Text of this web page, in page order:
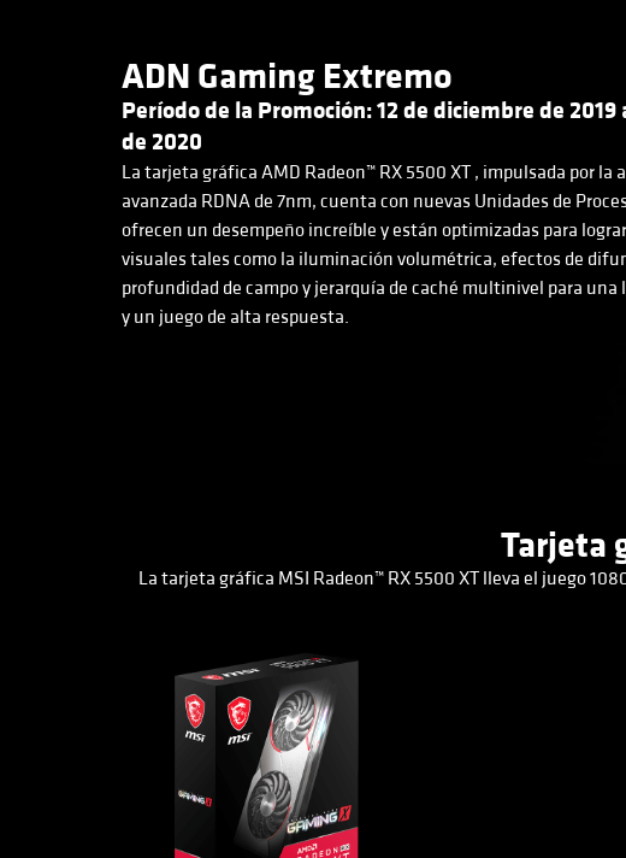
ADN Gaming Extremo
Período de la Promoción: 12 de diciembre de 2019
de 2020
La tarjeta gráfica AMD Radeon™ RX 5500 XT , impulsada por la
avanzada RDNA de 7nm, cuenta con nuevas Unidades de
ofrecen un desempeño increíble y están optimizadas para
visuales tales como la iluminación volumétrica, efectos de
profundidad de campo y jerarquía de caché multinivel para una
y un juego de alta respuesta.
Tarjeta
La tarjeta gráfica MSI Radeon™ RX 5500 XT lleva el juego